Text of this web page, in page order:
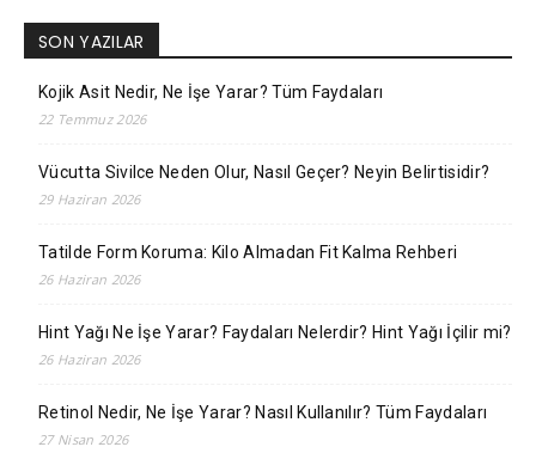
SON YAZILAR
Kojik Asit Nedir, Ne İşe Yarar? Tüm Faydaları
22 Temmuz 2026
Vücutta Sivilce Neden Olur, Nasıl Geçer? Neyin Belirtisidir?
29 Haziran 2026
Tatilde Form Koruma: Kilo Almadan Fit Kalma Rehberi
26 Haziran 2026
Hint Yağı Ne İşe Yarar? Faydaları Nelerdir? Hint Yağı İçilir mi?
26 Haziran 2026
Retinol Nedir, Ne İşe Yarar? Nasıl Kullanılır? Tüm Faydaları
27 Nisan 2026